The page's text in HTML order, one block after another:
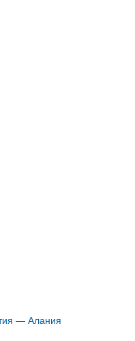
— Алания